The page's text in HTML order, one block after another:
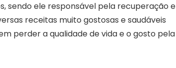
sendo ele responsável pela recuperação e
receitas muito gostosas e saudáveis
perder a qualidade de vida e o gosto pela